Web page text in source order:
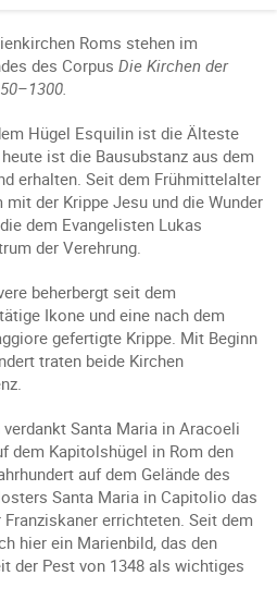
Roms stehen im
des Corpus Die Kirchen der
Hügel Esquilin ist die Älteste
ist die Bausubstanz aus dem
erhalten. Seit dem Frühmittelalter
der Krippe Jesu und die Wunder
dem Evangelisten Lukas
der Verehrung.
beherbergt seit dem
Ikone und eine nach dem
gefertigte Krippe. Mit Beginn
traten beide Kirchen
Santa Maria in Aracoeli
dem Kapitolshügel in Rom den
auf dem Gelände des
Santa Maria in Capitolio das
errichteten. Seit dem
hier ein Marienbild, das den
der Pest von 1348 als wichtiges